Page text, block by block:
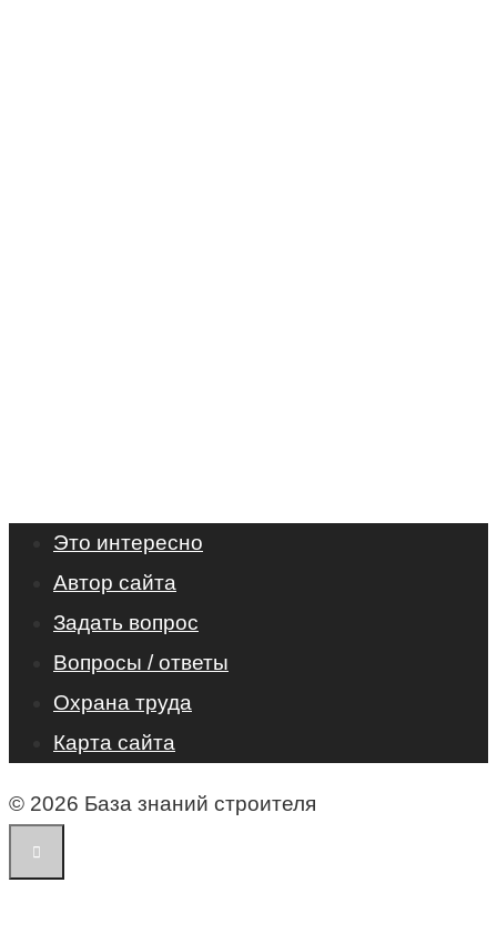
Это интересно
Автор сайта
Задать вопрос
Вопросы / ответы
Охрана труда
Карта сайта
© 2026 База знаний строителя